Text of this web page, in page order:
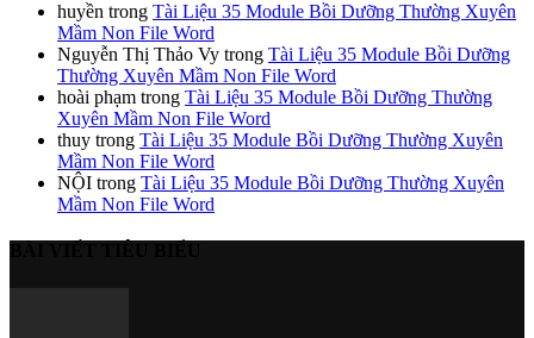
huyền trong Tài Liệu 35 Module Bồi Dưỡng Thường Xuyên
Mầm Non File Word
Nguyễn Thị Thảo Vy trong Tài Liệu 35 Module Bồi Dưỡng
Thường Xuyên Mầm Non File Word
hoài phạm trong Tài Liệu 35 Module Bồi Dưỡng Thường
Xuyên Mầm Non File Word
thuy trong Tài Liệu 35 Module Bồi Dưỡng Thường Xuyên
Mầm Non File Word
NỘI trong Tài Liệu 35 Module Bồi Dưỡng Thường Xuyên
Mầm Non File Word